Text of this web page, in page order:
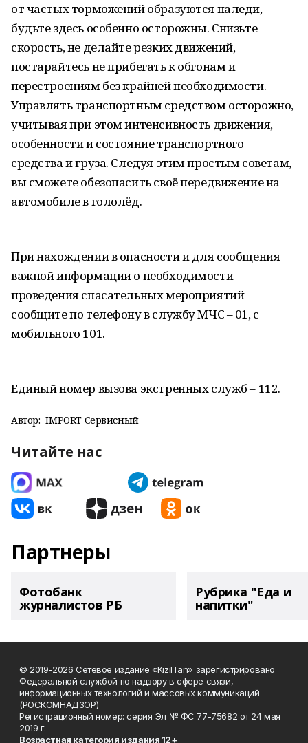
от частых торможений образуются наледи,
будьте здесь особенно осторожны. Снизьте
скорость, не делайте резких движений,
постарайтесь не прибегать к обгонам и
перестроениям без крайней необходимости.
Управлять транспортным средством осторожно,
учитывая при этом интенсивность движения,
особенности и состояние транспортного
средства и груза. Следуя этим простым советам,
вы сможете обезопасить своё передвижение на
автомобиле в гололёд.
При нахождении в опасности и для сообщения
важной информации о необходимости
проведения спасательных мероприятий
сообщите по телефону в службу МЧС – 01, с
мобильного 101.
Единый номер вызова экстренных служб – 112.
Автор: IMPORT Сервисный
Читайте нас
Партнеры
Фотобанк
журналистов РБ
Рубрика "Еда и
напитки"
© 2019-2026 Сетевое издание «KizilTan» зарегистрировано
Федеральной службой по надзору в сфере связи,
информационных технологий и массовых коммуникаций
(РОСКОМНАДЗОР)
Регистрационный номер: серия Эл № ФС 77-75682 от 24 мая
2019 г.
Возрастная категория издания 12+